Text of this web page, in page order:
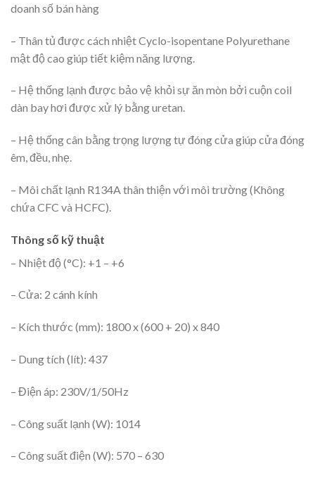
doanh số bán hàng
– Thân tủ được cách nhiệt Cyclo-isopentane Polyurethane
mật độ cao giúp tiết kiệm năng lượng.
– Hệ thống lạnh được bảo vệ khỏi sự ăn mòn bởi cuộn coil
dàn bay hơi được xử lý bằng uretan.
– Hệ thống cân bằng trọng lượng tự đóng cửa giúp cửa đóng
êm, đều, nhẹ.
– Môi chất lạnh R134A thân thiện với môi trường (Không
chứa CFC và HCFC).
Thông số kỹ thuật
– Nhiệt độ (°C): +1 – +6
– Cửa: 2 cánh kính
– Kích thước (mm): 1800 x (600 + 20) x 840
– Dung tích (lít): 437
– Điện áp: 230V/1/50Hz
– Công suất lạnh (W): 1014
– Công suất điện (W): 570 – 630